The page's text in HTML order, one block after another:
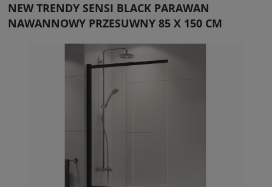
NEW TRENDY SENSI BLACK PARAWAN
NAWANNOWY PRZESUWNY 85 X 150 CM